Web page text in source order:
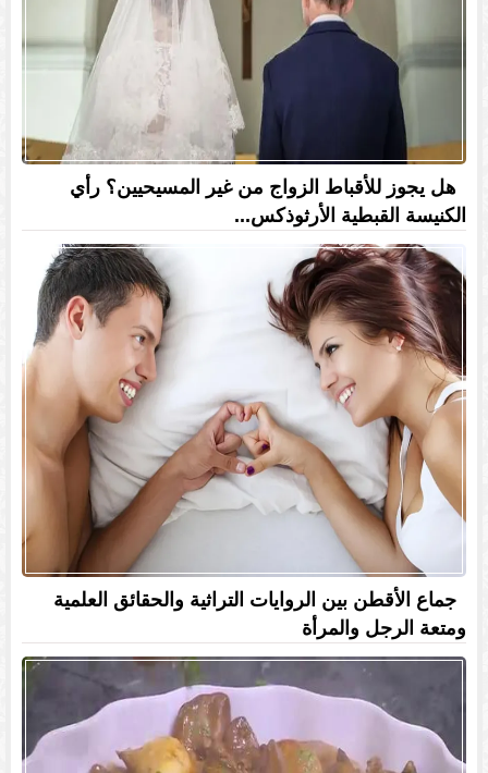
هل يجوز للأقباط الزواج من غير المسيحيين؟ رأي
الكنيسة القبطية الأرثوذكس...
جماع الأقطن بين الروايات التراثية والحقائق العلمية
ومتعة الرجل والمرأة